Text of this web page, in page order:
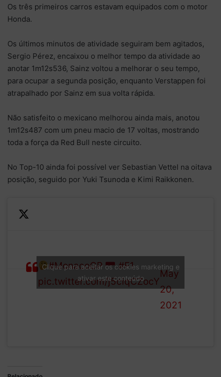
Os três primeiros carros estavam equipados com o motor
Honda.
Os últimos minutos de atividade seguiram bem agitados,
Sergio Pérez, encaixou o melhor tempo da atividade ao
anotar 1m12s536, Sainz voltou a melhorar o seu tempo,
para ocupar a segunda posição, enquanto Verstappen foi
atrapalhado por Sainz em sua volta rápida.
Não satisfeito o mexicano melhorou ainda mais, anotou
1m12s487 com um pneu macio de 17 voltas, mostrando
toda a força da Red Bull neste circuito.
No Top-10 ainda foi possível ver Sebastian Vettel na oitava
posição, seguido por Yuki Tsunoda e Kimi Raikkonen.
#MonacoGP
#F1
pic.twitter.com/j5ciqCZocY
1 (@F1)
May
20,
2021
Clique para aceitar os cookies marketing e
ativar este conteúdo